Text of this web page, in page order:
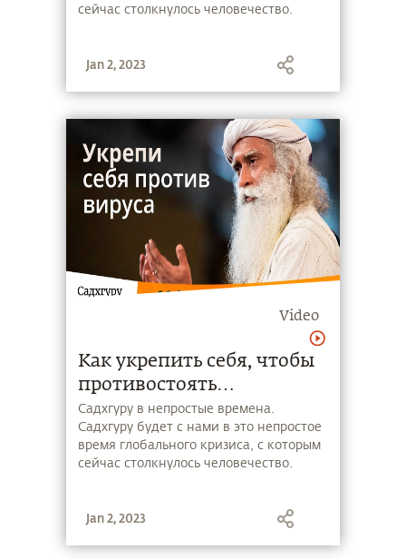
сейчас столкнулось человечество.
Jan 2, 2023
Video
Как укрепить себя, чтобы
противостоять
коронавирусу?
Садхгуру в непростые времена.
Садхгуру будет с нами в это непростое
время глобального кризиса, с которым
сейчас столкнулось человечество.
Jan 2, 2023